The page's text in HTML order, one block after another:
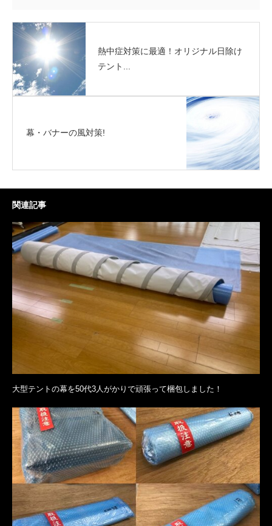
熱中症対策に最適！オリジナル日除け
テント...
幕・バナーの風対策!
関連記事
大型テントの幕を50代3人がかりで頑張って梱包しました！